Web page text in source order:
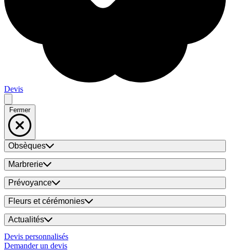
Devis
Fermer
Obsèques
Marbrerie
Prévoyance
Fleurs et cérémonies
Actualités
Devis personnalisés
Demander un devis